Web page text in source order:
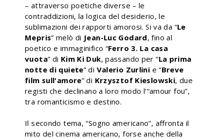
– attraverso poetiche diverse – le
contraddizioni, la logica del desiderio, le
sublimazioni dei rapporti amorosi. Si va da “Le
Mepris” melò di Jean-Luc Godard, fino al
poetico e immaginifico “Ferro 3. La casa
vuota” di Kim Ki Duk, passando per “La prima
notte di quiete” di Valerio Zurlini e “Breve
film sull'amore” di Krzysztof Kieslowski, due
registi che declinano a loro modo l’“amour fou”,
tra romanticismo e destino.
Il secondo tema, “Sogno americano”, affronta il
mito del cinema americano, forse anche della